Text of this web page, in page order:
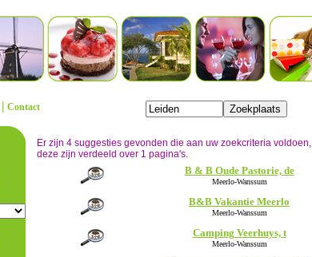
| Contact
Er zijn 4 suggesties gevonden die aan uw zoekcriteria voldoen,
deze zijn verdeeld over 1 pagina's.
B & B Oude Pastorie, de
Meerlo-Wanssum
B&B Vakantie Meerlo
Meerlo-Wanssum
Camping Veerhuys, t
Meerlo-Wanssum